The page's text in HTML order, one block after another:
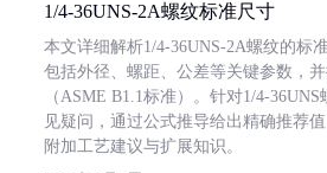
1/4-36UNS-2A螺纹标准尺寸
本文详细解析1/4-36UNS-2A螺纹的标
包括外径、螺距、公差等关键参数，
（ASME B1.1标准）。针对1/4-
见疑问，通过公式推导给出精确推荐
附加工艺建议与扩展知识。